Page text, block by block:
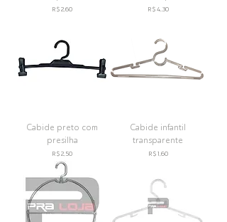
Preço
R$ 2,60 Preço
R$ 4,30
Cabide preto com
presilha
Preço
R$ 2,50
Cabide infantil
transparente
Preço
R$ 1,60